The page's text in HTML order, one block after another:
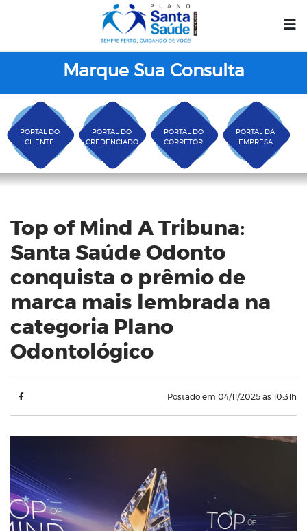
Marque Sua Consulta
PORTAL DO
CLIENTE
PORTAL DO
CREDENCIADO
PORTAL DO
CORRETOR
PORTAL DA
EMPRESA
Blog
Top of Mind A Tribuna:
Santa Saúde Odonto
conquista o prêmio de
marca mais lembrada na
categoria Plano
Odontológico
Postado em 04/11/2025 as 10:31h